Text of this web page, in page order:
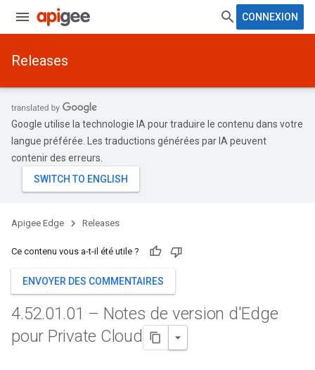
CONNEXION
Releases
Google utilise la technologie IA pour traduire le contenu dans votre
langue préférée. Les traductions générées par IA peuvent
contenir des erreurs.
Apigee Edge Releases
Ce contenu vous a-t-il été utile ?
ENVOYER DES COMMENTAIRES
4.52.01.01 – Notes de version d'Edge
pour Private Cloud